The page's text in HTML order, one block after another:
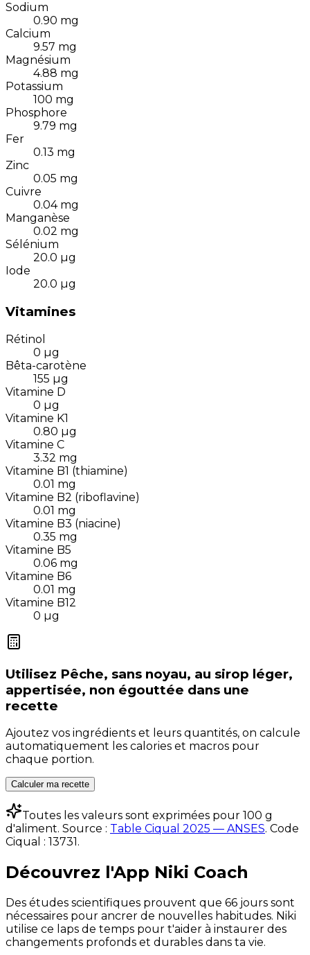
Sodium
0.90 mg
Calcium
9.57 mg
Magnésium
4.88 mg
Potassium
100 mg
Phosphore
9.79 mg
Fer
0.13 mg
Zinc
0.05 mg
Cuivre
0.04 mg
Manganèse
0.02 mg
Sélénium
20.0 µg
Iode
20.0 µg
Vitamines
Rétinol
0 µg
Bêta-carotène
155 µg
Vitamine D
0 µg
Vitamine K1
0.80 µg
Vitamine C
3.32 mg
Vitamine B1 (thiamine)
0.01 mg
Vitamine B2 (riboflavine)
0.01 mg
Vitamine B3 (niacine)
0.35 mg
Vitamine B5
0.06 mg
Vitamine B6
0.01 mg
Vitamine B12
0 µg
Utilisez Pêche, sans noyau, au sirop léger,
appertisée, non égouttée dans une
recette
Ajoutez vos ingrédients et leurs quantités, on calcule
automatiquement les calories et macros pour
chaque portion.
Calculer ma recette
Toutes les valeurs sont exprimées pour 100 g
d'aliment. Source : Table Ciqual 2025 — ANSES. Code
Ciqual : 13731 .
Découvrez l'App Niki Coach
Des études scientifiques prouvent que 66 jours sont
nécessaires pour ancrer de nouvelles habitudes. Niki
utilise ce laps de temps pour t'aider à instaurer des
changements profonds et durables dans ta vie.